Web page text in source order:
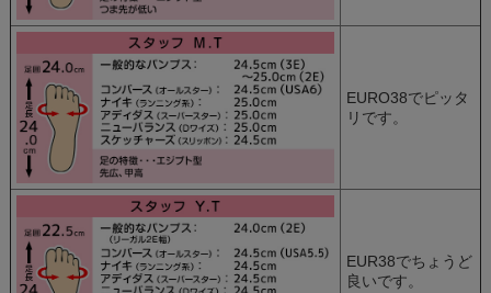
EURO38でピッタ
リです。
EUR38でちょうど
良いです。